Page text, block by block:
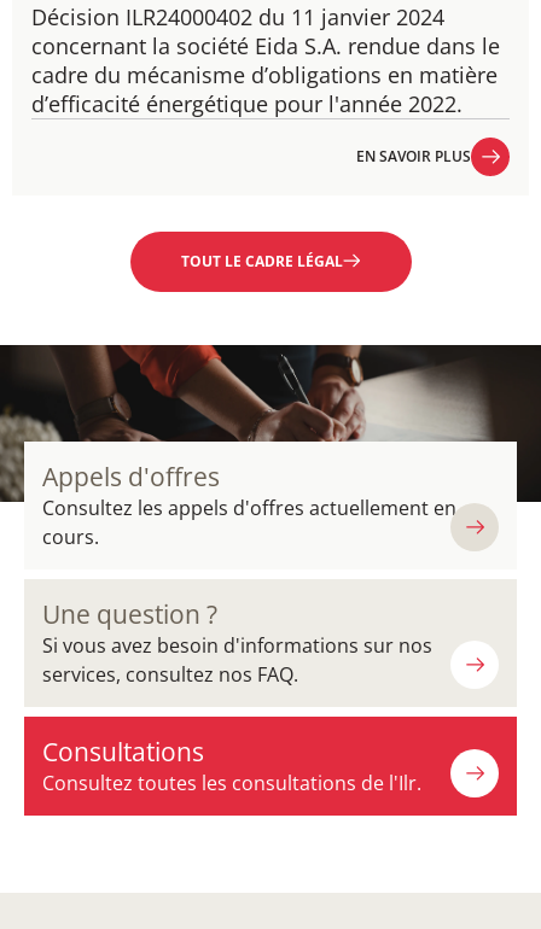
Décision ILR24000402 du 11 janvier 2024
concernant la société Eida S.A. rendue dans le
cadre du mécanisme d’obligations en matière
d’efficacité énergétique pour l'année 2022.
EN SAVOIR PLUS
TOUT LE CADRE LÉGAL
Appels d'offres
Consultez les appels d'offres actuellement en
cours.
Une question ?
Si vous avez besoin d'informations sur nos
services, consultez nos FAQ.
Consultations
Consultez toutes les consultations de l'Ilr.